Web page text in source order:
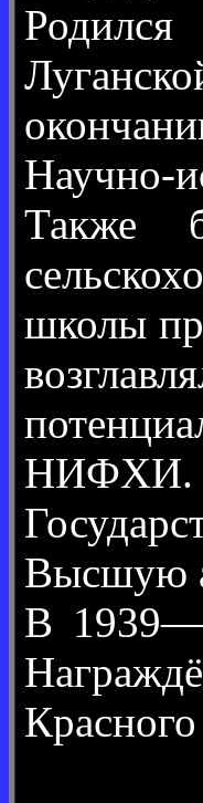
Научно-
Также
школы
НИФХИ.
Высшую
В